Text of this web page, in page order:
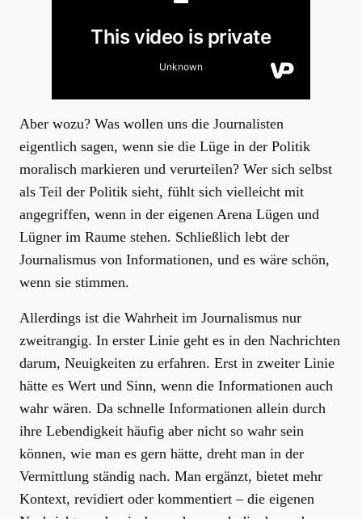
Aber wozu? Was wollen uns die Journalisten
eigentlich sagen, wenn sie die Lüge in der Politik
moralisch markieren und verurteilen? Wer sich selbst
als Teil der Politik sieht, fühlt sich vielleicht mit
angegriffen, wenn in der eigenen Arena Lügen und
Lügner im Raume stehen. Schließlich lebt der
Journalismus von Informationen, und es wäre schön,
wenn sie stimmen.
Allerdings ist die Wahrheit im Journalismus nur
zweitrangig. In erster Linie geht es in den Nachrichten
darum, Neuigkeiten zu erfahren. Erst in zweiter Linie
hätte es Wert und Sinn, wenn die Informationen auch
wahr wären. Da schnelle Informationen allein durch
ihre Lebendigkeit häufig aber nicht so wahr sein
können, wie man es gern hätte, dreht man in der
Vermittlung ständig nach. Man ergänzt, bietet mehr
Kontext, revidiert oder kommentiert – die eigenen